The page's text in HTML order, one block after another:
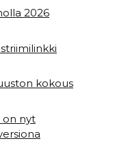
2026
kokous
on nyt